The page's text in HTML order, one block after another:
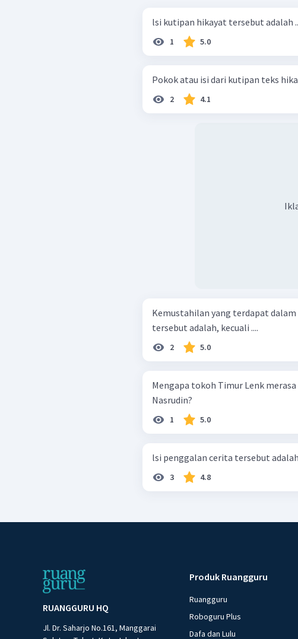
lsi kutipan hikayat tersebut adalah
1 5.0
Pokok atau isi dari kutipan teks
2 4.1
Kemustahilan yang terdapat
tersebut adalah, kecuali ....
2 5.0
Mengapa tokoh Timur Lenk
Nasrudin?
1 5.0
lsi penggalan cerita tersebut adalah
3 4.8
RUANGGURU HQ
Jl. Dr. Saharjo No.161, Manggarai
Produk Ruangguru
Ruangguru
Roboguru Plus
Dafa dan Lulu